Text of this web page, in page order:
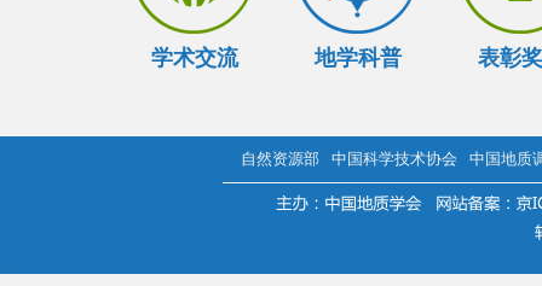
学术交流 地学科普 表彰
自然资源部 中国科学技术协会 中国地质
.